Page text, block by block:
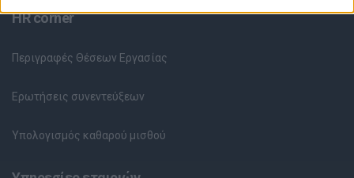
HR corner
Περιγραφές Θέσεων Εργασίας
Ερωτήσεις συνεντεύξεων
Υπολογισμός καθαρού μισθού